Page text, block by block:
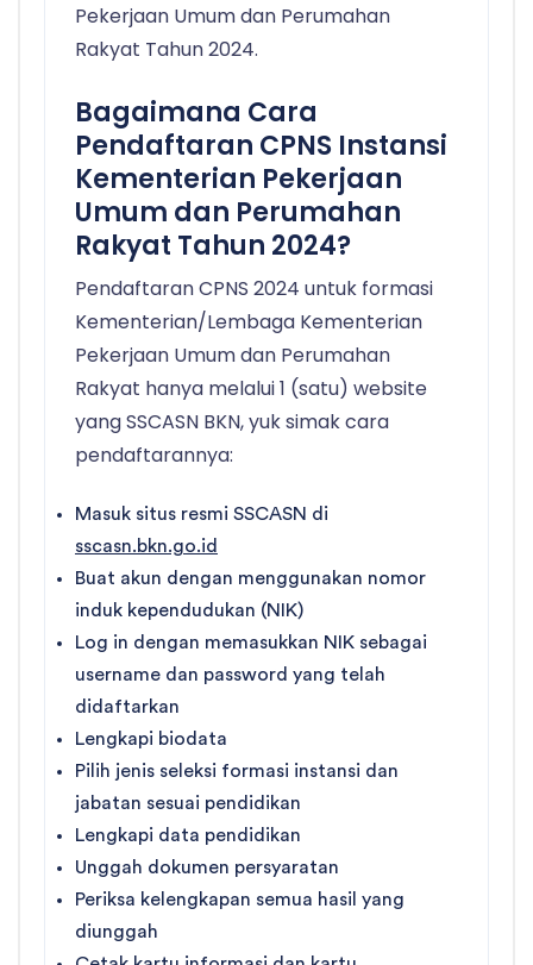
Pekerjaan Umum dan Perumahan
Rakyat Tahun 2024.
Bagaimana Cara
Pendaftaran CPNS Instansi
Kementerian Pekerjaan
Umum dan Perumahan
Rakyat Tahun 2024?
Pendaftaran CPNS 2024 untuk formasi
Kementerian/Lembaga Kementerian
Pekerjaan Umum dan Perumahan
Rakyat hanya melalui 1 (satu) website
yang SSCASN BKN, yuk simak cara
pendaftarannya:
Masuk situs resmi SSCASN di
sscasn.bkn.go.id
Buat akun dengan menggunakan nomor
induk kependudukan (NIK)
Log in dengan memasukkan NIK sebagai
username dan password yang telah
didaftarkan
Lengkapi biodata
Pilih jenis seleksi formasi instansi dan
jabatan sesuai pendidikan
Lengkapi data pendidikan
Unggah dokumen persyaratan
Periksa kelengkapan semua hasil yang
diunggah